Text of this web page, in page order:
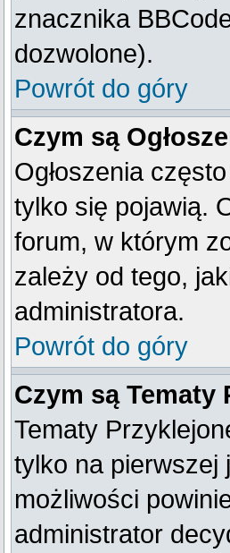
znacznika
dozwolone).
Powrót do góry
Czym są
Ogłoszenia
tylko się pojawią.
forum, w którym
zależy od tego,
administratora.
Powrót do góry
Czym są Tematy
Tematy
tylko na pierwszej
możliwości
administrator